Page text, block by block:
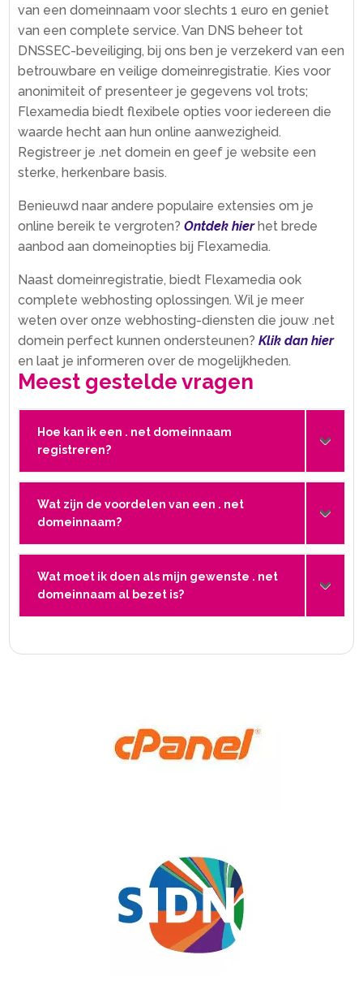
van een domeinnaam voor slechts 1 euro en geniet
van een complete service.​ Van DNS beheer tot
DNSSEC-beveiliging, bij ons ben je verzekerd van een
betrouwbare en veilige domeinregistratie.​ Kies voor
anonimiteit of presenteer je gegevens vol trots;
Flexamedia biedt flexibele opties voor iedereen die
waarde hecht aan hun online aanwezigheid.​
Registreer je .​net domein en geef je website een
sterke, herkenbare basis.​
Benieuwd naar andere populaire extensies om je
online bereik te vergroten?Ontdek hierhet brede
aanbod aan domeinopties bij Flexamedia.​
Naast domeinregistratie, biedt Flexamedia ook
complete webhosting oplossingen.​ Wil je meer
weten over onze webhosting-diensten die jouw .​net
domein perfect kunnen ondersteunen?Klik dan hier
en laat je informeren over de mogelijkheden.​
Meest gestelde vragen
Hoe kan ik een . net domeinnaam
registreren?
Wat zijn de voordelen van een . net
domeinnaam?
Wat moet ik doen als mijn gewenste . net
domeinnaam al bezet is?